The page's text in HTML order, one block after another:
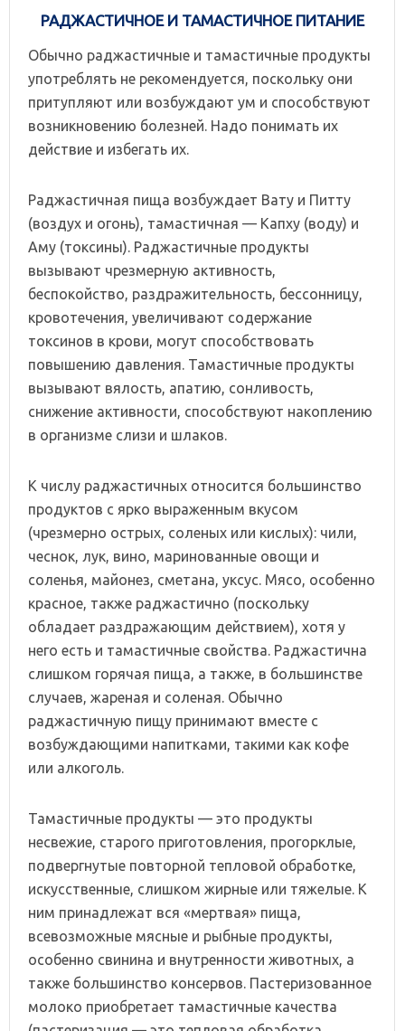
РАДЖАСТИЧНОЕ И ТАМАСТИЧНОЕ ПИТАНИЕ
Обычно раджастичные и тамастичные продукты
употреблять не рекомендуется, поскольку они
притупляют или возбуждают ум и способствуют
возникновению болезней. Надо понимать их
действие и избегать их.
Раджастичная пища возбуждает Вату и Питту
(воздух и огонь), тамастичная — Капху (воду) и
Аму (токсины). Раджастичные продукты
вызывают чрезмерную активность,
беспокойство, раздражительность, бессонницу,
кровотечения, увеличивают содержание
токсинов в крови, могут способствовать
повышению давления. Тамастичные продукты
вызывают вялость, апатию, сонливость,
снижение активности, способствуют накоплению
в организме слизи и шлаков.
К числу раджастичных относится большинство
продуктов с ярко выраженным вкусом
(чрезмерно острых, соленых или кислых): чили,
чеснок, лук, вино, маринованные овощи и
соленья, майонез, сметана, уксус. Мясо, особенно
красное, также раджастично (поскольку
обладает раздражающим действием), хотя у
него есть и тамастичные свойства. Раджастична
слишком горячая пища, а также, в большинстве
случаев, жареная и соленая. Обычно
раджастичную пищу принимают вместе с
возбуждающими напитками, такими как кофе
или алкоголь.
Тамастичные продукты — это продукты
несвежие, старого приготовления, прогорклые,
подвергнутые повторной тепловой обработке,
искусственные, слишком жирные или тяжелые. К
ним принадлежат вся «мертвая» пища,
всевозможные мясные и рыбные продукты,
особенно свинина и внутренности животных, а
также большинство консервов. Пастеризованное
молоко приобретает тамастичные качества